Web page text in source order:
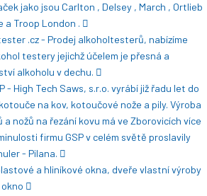
jako jsou Carlton , Delsey , March , Ortlieb
Troop London .
.cz - Prodej alkoholtesterů, nabízíme
testery jejichž účelem je přesná a
alkoholu v dechu.
- High Tech Saws, s.r.o. vyrábí již řadu let do
na kov, kotoučové nože a pily. Výroba
nožů na řezání kovu má ve Zborovicích více
firmu GSP v celém světě proslavily
- Pilana.
a hliníkové okna, dveře vlastní výroby